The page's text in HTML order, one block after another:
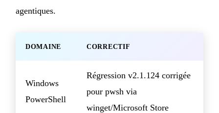
agentiques.
DOMAINE CORRECTIF
Windows
PowerShell
Régression v2.1.124 corrigée
pour pwsh via
winget/Microsoft Store